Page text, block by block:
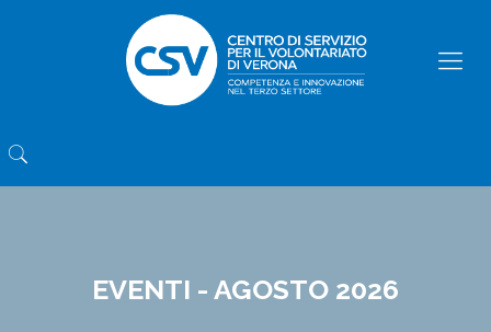
EVENTI - AGOSTO 2026